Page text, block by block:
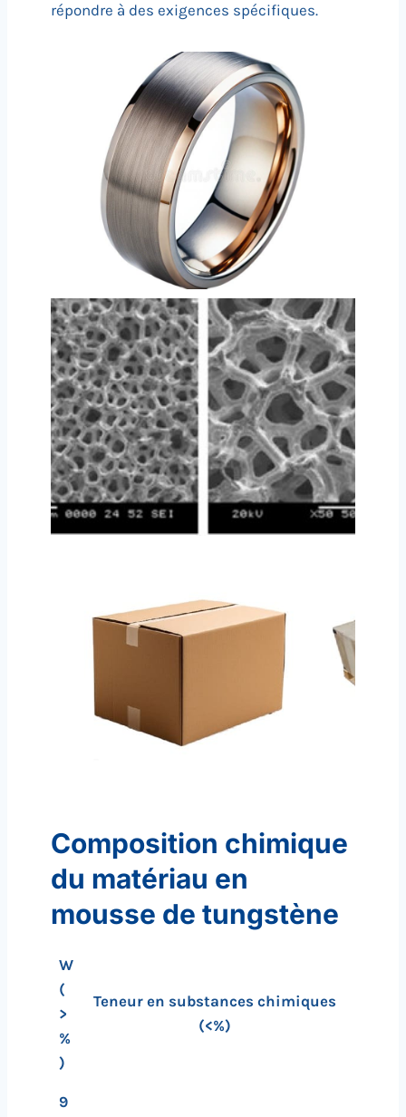
répondre à des exigences spécifiques.
Composition chimique
du matériau en
mousse de tungstène
W
(
>
%
)
Teneur en substances chimiques
(<%)
9